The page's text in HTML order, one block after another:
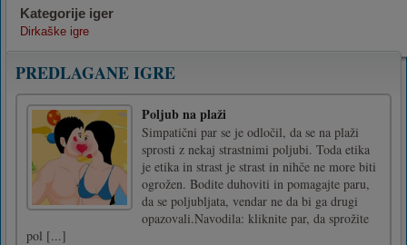
Kategorije iger
Dirkaške igre
PREDLAGANE IGRE
Poljub na plaži
Simpatični par se je odločil, da se na plaži
sprosti z nekaj strastnimi poljubi. Toda etika
je etika in strast je strast in nihče ne more biti
ogrožen. Bodite duhoviti in pomagajte paru,
da se poljubljata, vendar ne da bi ga drugi
opazovali.Navodila: kliknite par, da sprožite
pol [...]